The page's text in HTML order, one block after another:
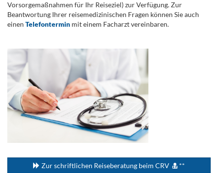
Vorsorgemaßnahmen für Ihr Reiseziel) zur Verfügung. Zur
Beantwortung Ihrer reisemedizinischen Fragen können Sie auch
einen Telefontermin mit einem Facharzt vereinbaren.
Zur schriftlichen Reiseberatung beim CRV **